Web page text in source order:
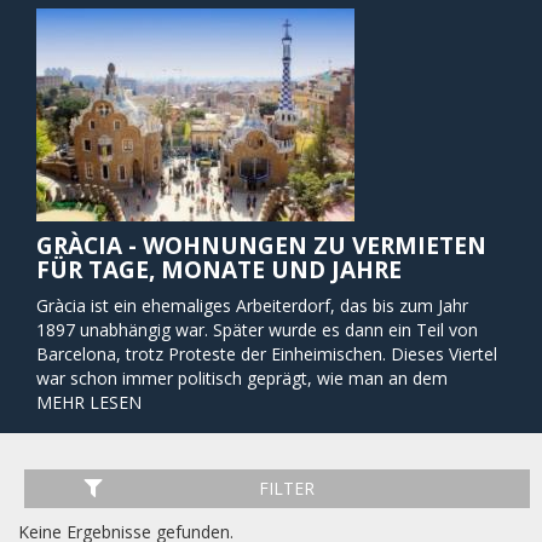
GRÀCIA - WOHNUNGEN ZU VERMIETEN
FÜR TAGE, MONATE UND JAHRE
Gràcia ist ein ehemaliges Arbeiterdorf, das bis zum Jahr
1897 unabhängig war. Später wurde es dann ein Teil von
Barcelona, trotz Proteste der Einheimischen. Dieses Viertel
war schon immer politisch geprägt, wie man an dem
Namen Mercat de Libertat (Freiheitsmarkt) und Plaza de la
internationale Restaurants und Boutiquen auf relativ engem
Raum. Die Bewohner kommen aus den verschiedensten
Schichten und verstehen sich dennoch sehr gut
MEHR LESEN
FILTER
Keine Ergebnisse gefunden.